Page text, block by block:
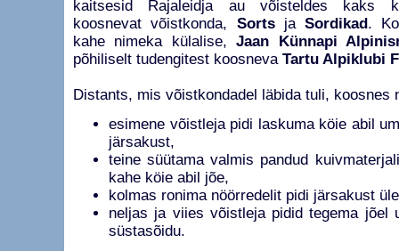
kaitsesid Rajaleidja au võisteldes kaks
koosnevat võistkonda, SortsjaSordikad .
kahe nimeka külalise,Jaan Künnapi
põhiliselt tudengitest koosneva Tartu Alpiklubi
Distants, mis võistkondadel läbida tuli, koosnes
esimene võistleja pidi laskuma köie abil
järsakust,
teine süütama valmis pandud
kahe köie abil jõe,
kolmas ronima nöörredelit pidi järsakust
neljas ja viies võistleja pidid tegema jõel
süstasõidu.